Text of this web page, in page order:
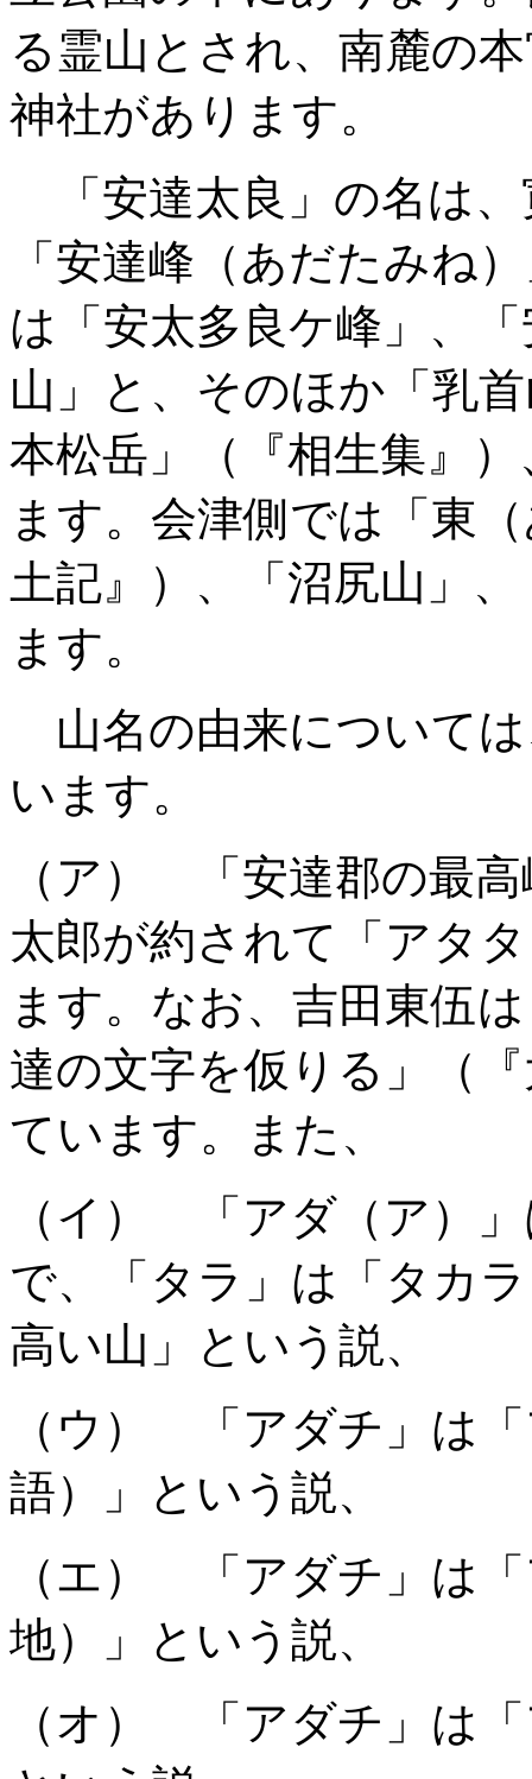
る霊山とされ、南麓の
神社があります。
「安達太良」の名は、
「安達峰（あだたみね
は「安太多良ケ峰」、
山」と、そのほか「乳
本松岳」（『相生集』
ます。会津側では「東
土記』）、「沼尻山」
ます。
山名の由来について
います。
（ア） 「安達郡の最
太郎が約されて「アタ
ます。なお、吉田東伍
達の文字を仮りる」（
ています。また、
（イ） 「アダ（ア）
で、「タラ」は「タカ
高い山」という説、
（ウ） 「アダチ」は
語）」という説、
（エ） 「アダチ」は
地）」という説、
（オ） 「アダチ」は